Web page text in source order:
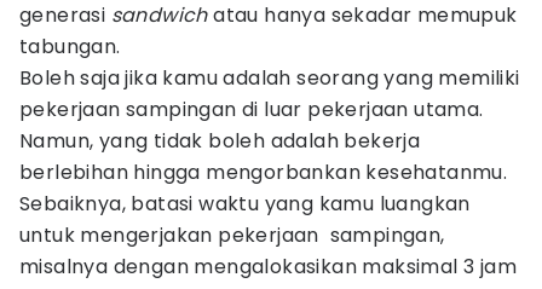
generasi sandwichatau hanya sekadar memupuk
tabungan.
Boleh saja jika kamu adalah seorang yang memiliki
pekerjaan sampingan di luar pekerjaan utama.
Namun, yang tidak boleh adalah bekerja
berlebihan hingga mengorbankan kesehatanmu.
Sebaiknya, batasi waktu yang kamu luangkan
untuk mengerjakan pekerjaan sampingan,
misalnya dengan mengalokasikan maksimal 3 jam